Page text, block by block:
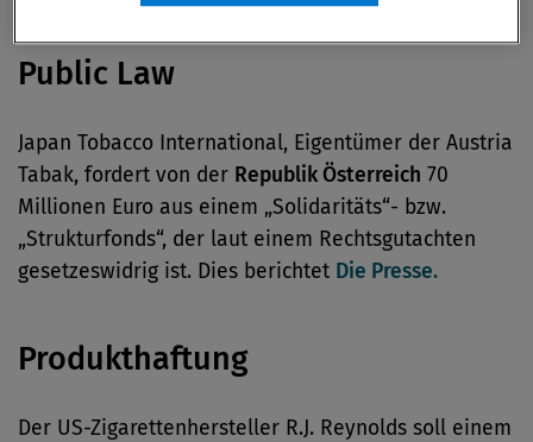
Public Law
Japan Tobacco International, Eigentümer der Austria
Tabak, fordert von der Republik Österreich 70
Millionen Euro aus einem „Solidaritäts“- bzw.
„Strukturfonds“, der laut einem Rechtsgutachten
gesetzeswidrig ist. Dies berichtet Die Presse.
Produkthaftung
Der US-Zigarettenhersteller R.J. Reynolds soll einem